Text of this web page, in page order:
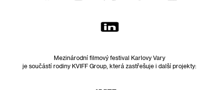
Mezinárodní filmový festival Karlovy Vary
je součástí rodiny KVIFF Group, která zastřešuje i další projekty: